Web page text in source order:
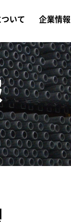
いて 企業情報